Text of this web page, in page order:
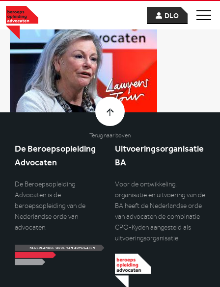
DLO
Terug naar boven
De Beroepsopleiding
Advocaten
De Beroepsopleiding
Advocaten is de
beroepsopleiding van de
Nederlandse orde van
advocaten.
Uitvoeringsorganisatie
BA
Voor de ontwikkeling,
organisatie en uitvoering van de
BA heeft de Nederlandse orde
van advocaten de combinatie
CPO-Kyden aangesteld als
uitvoeringsorganisatie.